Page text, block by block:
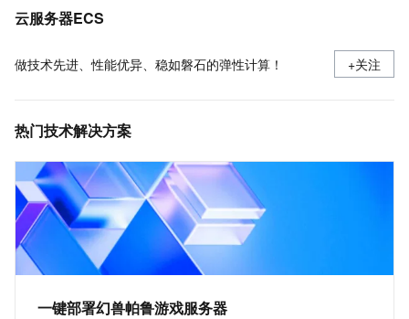
阿里云ECS通用型实例规格（g系列）
云服务器ECS
做技术先进、性能优异、稳如磐石的弹性计算！ +关注
热门技术解决方案
一键部署幻兽帕鲁游戏服务器